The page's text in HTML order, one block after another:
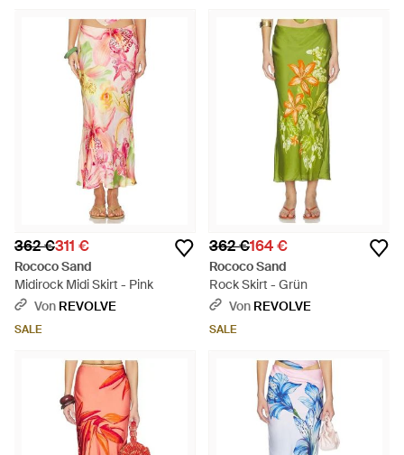
362 €311 €
Rococo Sand
Midirock Midi Skirt - Pink
Von REVOLVE
SALE
362 €164 €
Rococo Sand
Rock Skirt - Grün
Von REVOLVE
SALE